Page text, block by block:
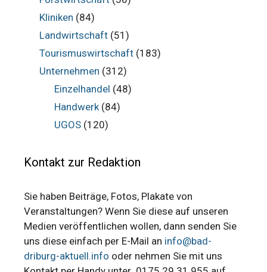
Kliniken (84)
Landwirtschaft(51)
Tourismuswirtschaft(183)
Unternehmen (312)
Einzelhandel (48)
Handwerk (84)
UGOS (120)
Kontakt zur Redaktion
Sie haben Beiträge, Fotos, Plakate von
Veranstaltungen? Wenn Sie diese auf unseren
Medien veröffentlichen wollen, dann senden Sie
uns diese einfach per E-Mail an info@bad-
driburg-aktuell.info oder nehmen Sie mit uns